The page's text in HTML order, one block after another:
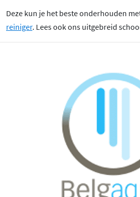
Deze kun je het beste onderhouden
reiniger. Lees ook ons uitgebreid